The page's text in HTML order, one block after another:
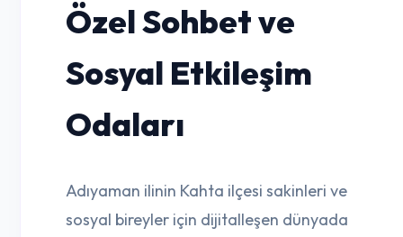
Özel Sohbet ve
Sosyal Etkileşim
Odaları
Adıyaman ilinin Kahta ilçesi sakinleri ve
sosyal bireyler için dijitalleşen dünyada